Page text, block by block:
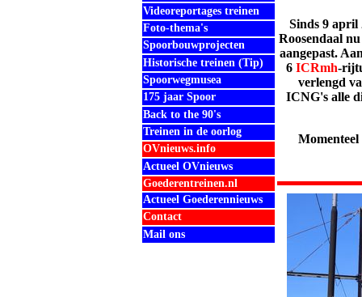
Sinds 9 april
Roosendaal
aangepast.
6 ICRmh-
verlengd
ICNG's alle
Videoreportages treinen
Foto-thema's
Spoorbouwprojecten
Historische treinen (Tip)
Spoorwegmusea
175 jaar Spoor
Back to the 90's
Treinen in de oorlog
OVnieuws.info
Actueel OVnieuws
Goederentreinen.nl
Actueel Goederennieuws
Contact
Mail ons